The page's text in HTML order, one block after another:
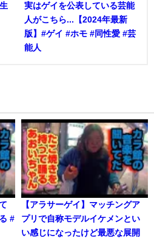
実はゲイを公表している芸能
人がこちら...【2024年最新
版】#ゲイ #ホモ #同性愛 #芸
能人
#
【アラサーゲイ】マッチングア
プリで自称モデルイケメンとい
い感じになったけど最悪な展開